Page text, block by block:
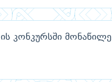
კონკურსში